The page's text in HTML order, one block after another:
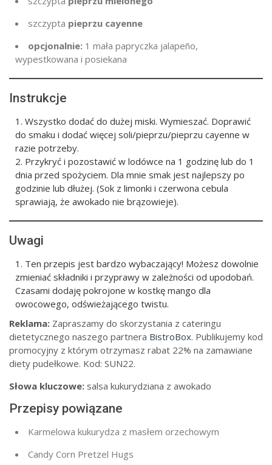
szczypta pieprzu cayenne
opcjonalnie: 1 mała papryczka jalapeño,
wypestkowana i posiekana
Instrukcje
Wszystko dodać do dużej miski. Wymieszać. Doprawić
do smaku i dodać więcej soli/pieprzu/pieprzu cayenne w
razie potrzeby.
Przykryć i pozostawić w lodówce na 1 godzinę lub do 1
dnia przed spożyciem. Dla mnie smak jest najlepszy po
godzinie lub dłużej. (Sok z limonki i czerwona cebula
sprawiają, że awokado nie brązowieje).
Uwagi
Ten przepis jest bardzo wybaczający! Możesz dowolnie
zmieniać składniki i przyprawy w zależności od upodobań.
Czasami dodaję pokrojone w kostkę mango dla
owocowego, odświeżającego twistu.
Reklama: Zapraszamy do skorzystania z cateringu
dietetycznego naszego partnera BistroBox. Publikujemy kod
promocyjny z którym otrzymasz rabat 22% na zamawiane
diety pudełkowe. Kod: SUN22.
Słowa kluczowe: salsa kukurydziana z awokado
Przepisy powiązane
Karmelowa kukurydza z masłem orzechowym
Candy Corn Pretzel Hugs